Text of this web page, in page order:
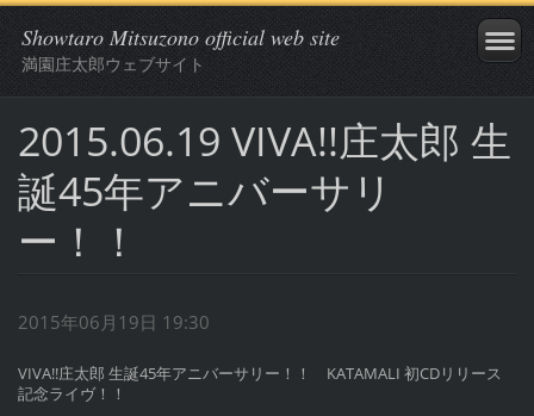
Showtaro Mitsuzono official web site
満園庄太郎ウェブサイト
2015.06.19 VIVA!!庄太郎 生
誕45年アニバーサリ
ー！！
2015年06月19日 19:30
VIVA!!庄太郎 生誕45年アニバーサリー！！ KATAMALI 初CDリリース
記念ライヴ！！